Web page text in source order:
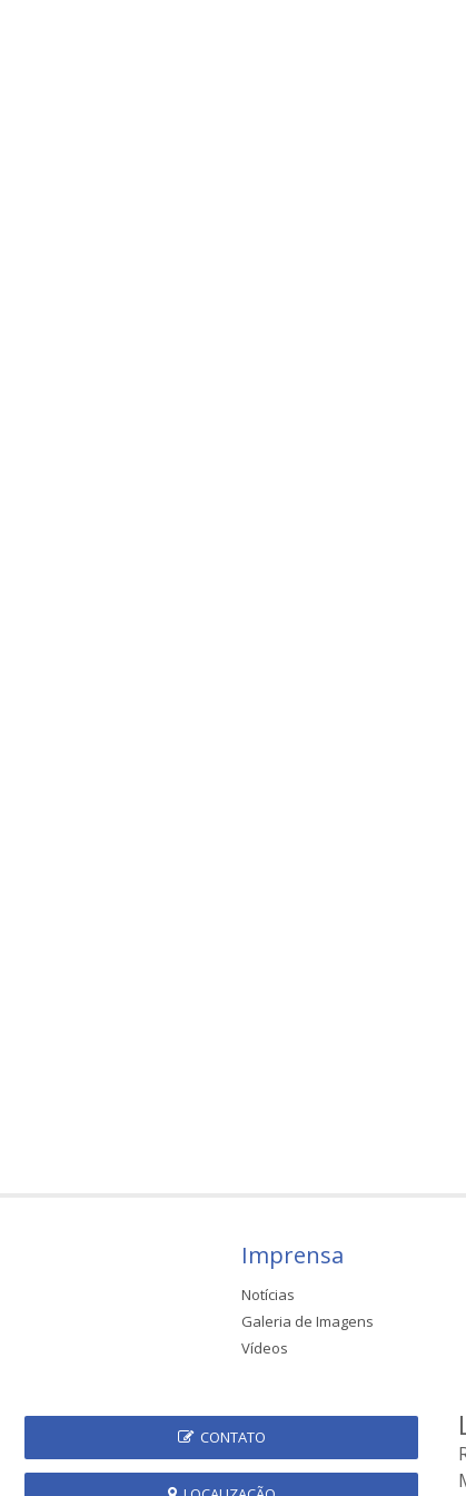
Imprensa
Notícias
Galeria de Imagens
Vídeos
CONTATO